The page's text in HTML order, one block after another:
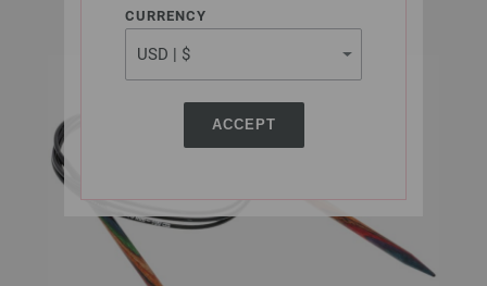
CURRENCY
ACCEPT